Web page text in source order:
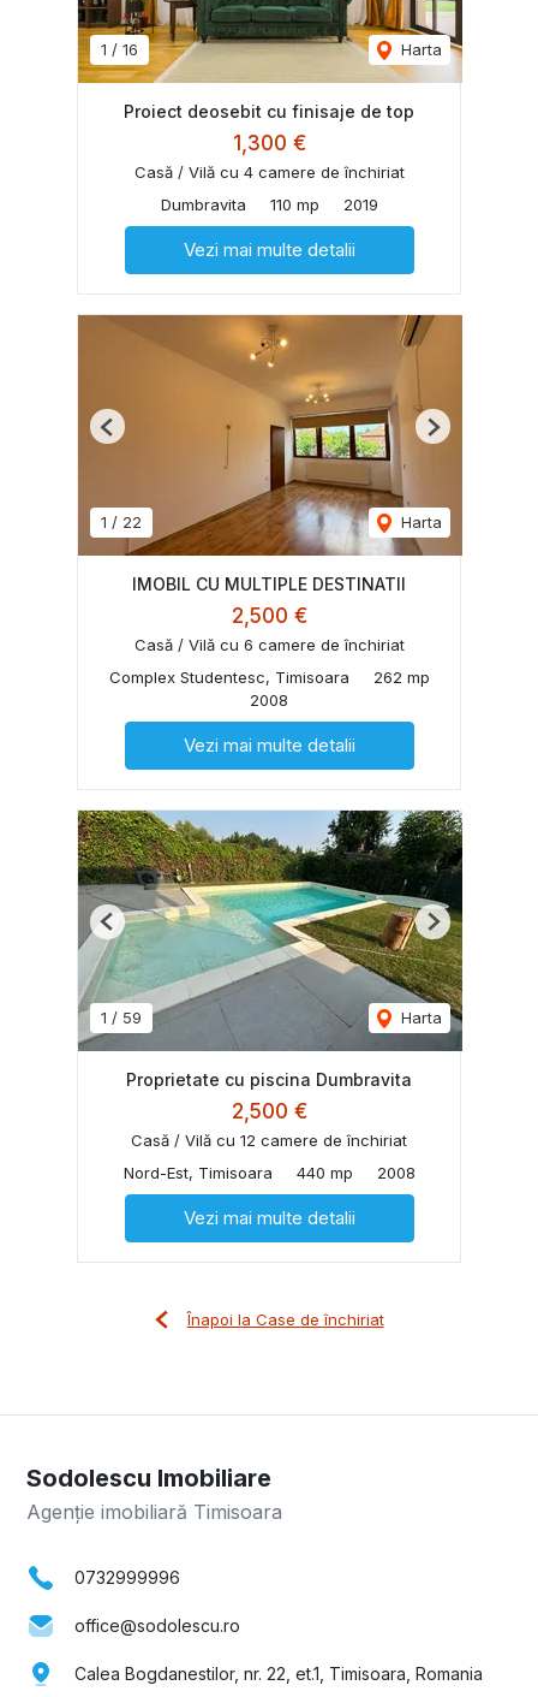
1 / 16 Harta
Proiect deosebit cu finisaje de top
1,300 €
Casă / Vilă cu 4 camere de închiriat
Dumbravita
110 mp 2019
Vezi mai multe detalii
1 / 22 Harta
Previous Next
IMOBIL CU MULTIPLE DESTINATII
2,500 €
Casă / Vilă cu 6 camere de închiriat
Complex Studentesc, Timisoara
262 mp
2008
Vezi mai multe detalii
1 / 59 Harta
Previous Next
Proprietate cu piscina Dumbravita
2,500 €
Casă / Vilă cu 12 camere de închiriat
Nord-Est, Timisoara
440 mp 2008
Vezi mai multe detalii
Înapoi la Case de închiriat
Sodolescu Imobiliare
Agenție imobiliară Timisoara
0732999996
office@sodolescu.ro
Calea Bogdanestilor, nr. 22, et.1, Timisoara, Romania